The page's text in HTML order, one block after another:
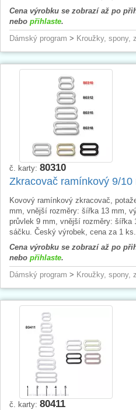
Cena výrobku se zobrazí až po
nebo přihlaste.
Dámský program > Kroužky, spony,
č. karty: 80310
Zkracovač ramínkový 9/10
Kovový ramínkový zkracovač,
mm, vnější rozměry: šířka 13 mm,
průvlek 9 mm, vnější rozměry:
sáčku. Český výrobek, cena za 1 ks.
Cena výrobku se zobrazí až po
nebo přihlaste.
Dámský program > Kroužky, spony,
č. karty: 80411